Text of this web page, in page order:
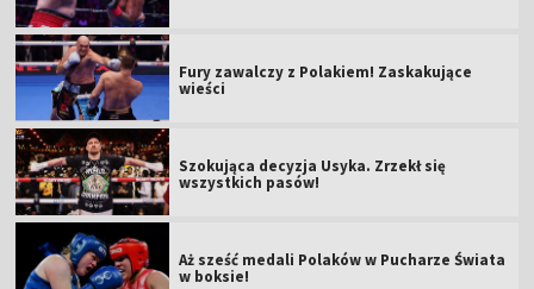
Fury zawalczy z Polakiem! Zaskakujące
wieści
Szokująca decyzja Usyka. Zrzekł się
wszystkich pasów!
Aż sześć medali Polaków w Pucharze Świata
w boksie!